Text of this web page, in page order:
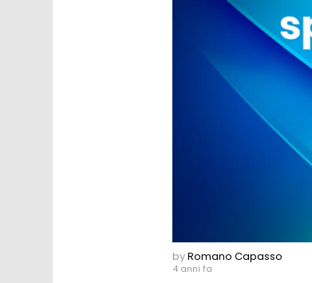
byRomano Capasso
4 anni fa